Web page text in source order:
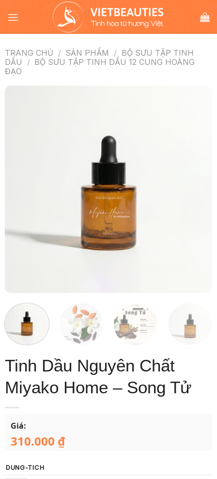
đến
TRANG CHỦ / SẢN PHẨM / BỘ SƯU TẬP TINH
DẦU
/ BỘ SƯU TẬP TINH DẦU 12 CUNG HOÀNG
ĐẠO
Tinh Dầu Nguyên Chất
Miyako Home – Song Tử
Giá:
310.000 ₫
DUNG-TICH